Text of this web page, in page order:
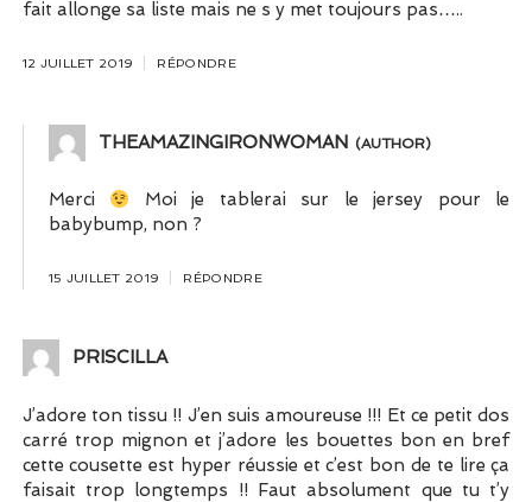
fait allonge sa liste mais ne s y met toujours pas…..
12 JUILLET 2019 RÉPONDRE
THEAMAZINGIRONWOMAN
Merci
Moi je tablerai sur le jersey pour le
babybump, non ?
15 JUILLET 2019 RÉPONDRE
PRISCILLA
J’adore ton tissu !! J’en suis amoureuse !!! Et ce petit dos
carré trop mignon et j’adore les bouettes bon en bref
cette cousette est hyper réussie et c’est bon de te lire ça
faisait trop longtemps !! Faut absolument que tu t’y